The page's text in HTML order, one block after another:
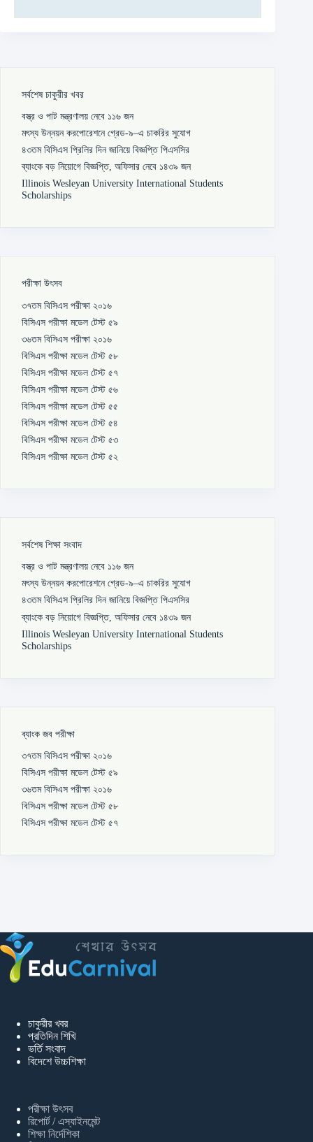
সর্বশেষ চাকুরীর খবর
বস্ত্র ও পাট মন্ত্রণালয় নেবে ১১৬ জন
মৎস্য উন্নয়ন করপোরেশনে গ্রেড-৯–এ চাকরির সুযোগ
৪৩তম বিসিএস প্রিলির দিন জানিয়ে বিজ্ঞপ্তি পিএসসির
ব্যাংকে বড় নিয়োগে বিজ্ঞপ্তি, অফিসার নেবে ১৪৩৯ জন
Illinois Wesleyan University International Students
Scholarships
পরীক্ষা উৎসব
৩৭তম বিসিএস পরীক্ষা ২০১৬
বিসিএস পরীক্ষা মডেল টেস্ট ৫৯
৩৬তম বিসিএস পরীক্ষা ২০১৬
বিসিএস পরীক্ষা মডেল টেস্ট ৫৮
বিসিএস পরীক্ষা মডেল টেস্ট ৫৭
বিসিএস পরীক্ষা মডেল টেস্ট ৫৬
বিসিএস পরীক্ষা মডেল টেস্ট ৫৫
বিসিএস পরীক্ষা মডেল টেস্ট ৫৪
বিসিএস পরীক্ষা মডেল টেস্ট ৫৩
বিসিএস পরীক্ষা মডেল টেস্ট ৫২
সর্বশেষ শিক্ষা সংবাদ
বস্ত্র ও পাট মন্ত্রণালয় নেবে ১১৬ জন
মৎস্য উন্নয়ন করপোরেশনে গ্রেড-৯–এ চাকরির সুযোগ
৪৩তম বিসিএস প্রিলির দিন জানিয়ে বিজ্ঞপ্তি পিএসসির
ব্যাংকে বড় নিয়োগে বিজ্ঞপ্তি, অফিসার নেবে ১৪৩৯ জন
Illinois Wesleyan University International Students
Scholarships
ব্যাংক জব পরীক্ষা
৩৭তম বিসিএস পরীক্ষা ২০১৬
বিসিএস পরীক্ষা মডেল টেস্ট ৫৯
৩৬তম বিসিএস পরীক্ষা ২০১৬
বিসিএস পরীক্ষা মডেল টেস্ট ৫৮
বিসিএস পরীক্ষা মডেল টেস্ট ৫৭
চাকুরীর খবর
প্রতিদিন শিখি
ভর্তি সংবাদ
বিদেশে উচ্চশিক্ষা
পরীক্ষা উৎসব
রিপোর্ট / এস্যাইনমেন্ট
শিক্ষা নির্দেশিকা